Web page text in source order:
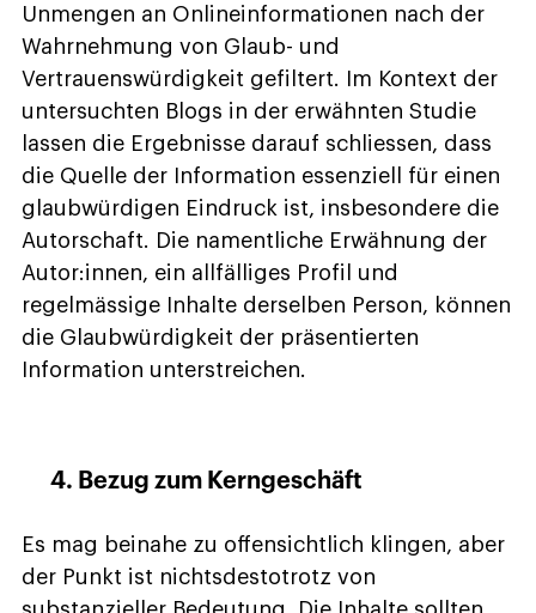
Unmengen an Onlineinformationen nach der
Wahrnehmung von Glaub- und
Vertrauenswürdigkeit gefiltert. Im Kontext der
untersuchten Blogs in der erwähnten Studie
lassen die Ergebnisse darauf schliessen, dass
die Quelle der Information essenziell für einen
glaubwürdigen Eindruck ist, insbesondere die
Autorschaft. Die namentliche Erwähnung der
Autor:innen, ein allfälliges Profil und
regelmässige Inhalte derselben Person, können
die Glaubwürdigkeit der präsentierten
Information unterstreichen.
4. Bezug zum Kerngeschäft
Es mag beinahe zu offensichtlich klingen, aber
der Punkt ist nichtsdestotrotz von